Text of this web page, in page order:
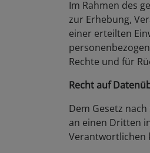
Im Rahmen des
zur Erhebung,
einer erteilten
Rechte und für
Recht auf
Dem Gesetz
an einen Dritten
Verantwortlichen